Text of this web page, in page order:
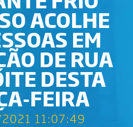
ACOLHE
EM
DE RUA
DESTA
FEIRA
11:07:49